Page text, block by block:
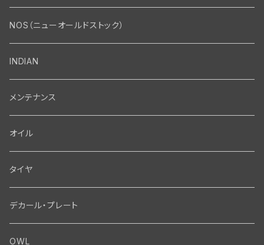
エンジン・シリンダーヘッド
バルブ・タペット関係
オイルポンプ関係
エンジン関係 ビックツイン
マフラー・インテーク・キャブレター
マフラー関係
インテーク・キャブレター関係
エレクトリカル
ジェネレーター関係
ディストリビューター関係
駆動系
ドライブチェーン関係
スプロケット・ベルトドライブキット
フロントフォーク・フレーム
フロントフォーク関係
ソフテイル用 New Springer Fork
シート・サドルバッグ
シートポスト関係
ソロサドルシート関係
ハンドルバー・タンク・フェンダー
ハンドルバー関係
ホイール・ブレーキ
Bolt・Nut
Nut
Screw
Hard wear kits
Front End・Rear End
Wheel-Brake
Fork-Shockabsorber
Motor
Motor
Carbrator
Transmission・Primary
Transmission-Shifter
Primary-clutch-Kickstarter
Gastank・Oiltank
Oilline
Gastank・Oiltank
Electrical
Electrical
TOOL
NOS（ニューオールドストック）
INDIAN
メンテナンス
オイル
タイヤ
デカール・プレート
OWL